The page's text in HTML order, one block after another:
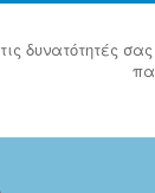
δυνατότητές